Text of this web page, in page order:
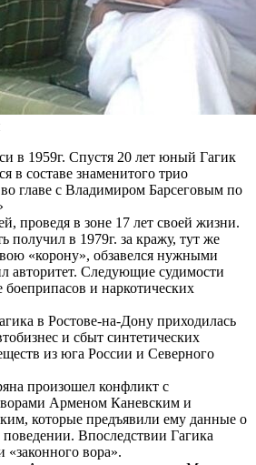
в 1959г. Спустя 20 лет юный Гагик
в составе знаменитого трио
главе с Владимиром Барсеговым по
проведя в зоне 17 лет своей жизни.
получил в 1979г. за кражу, тут же
«корону», обзавелся нужными
авторитет. Следующие судимости
боеприпасов и наркотических
в Ростове-на-Дону приходилась
и сбыт синтетических
из юга России и Северного
произошел конфликт с
Арменом Каневским и
которые предъявили ему данные о
поведении. Впоследствии Гагика
«законного вора».